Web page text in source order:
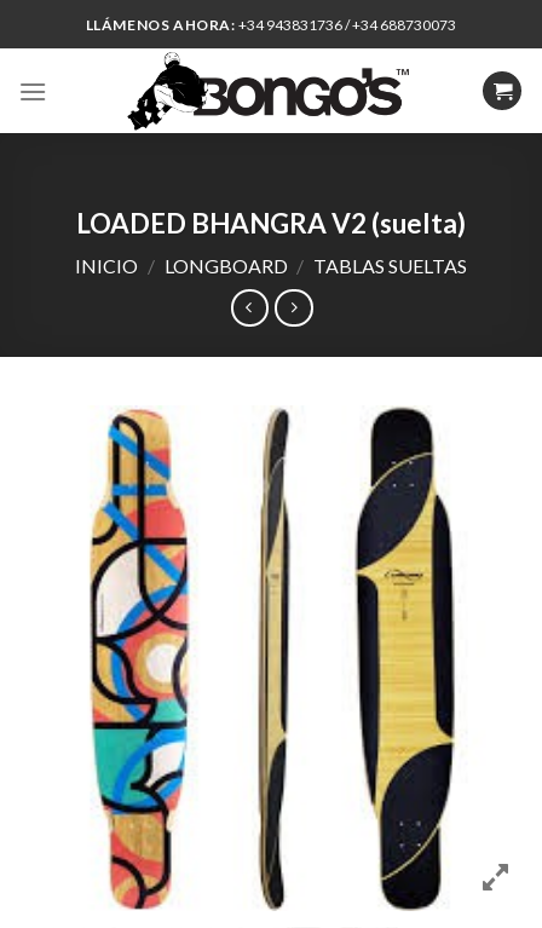
to
LLÁMENOS AHORA:+34 943831736 / +34 688730073
LOADED BHANGRA V2 (suelta)
INICIO / LONGBOARD / TABLAS SUELTAS